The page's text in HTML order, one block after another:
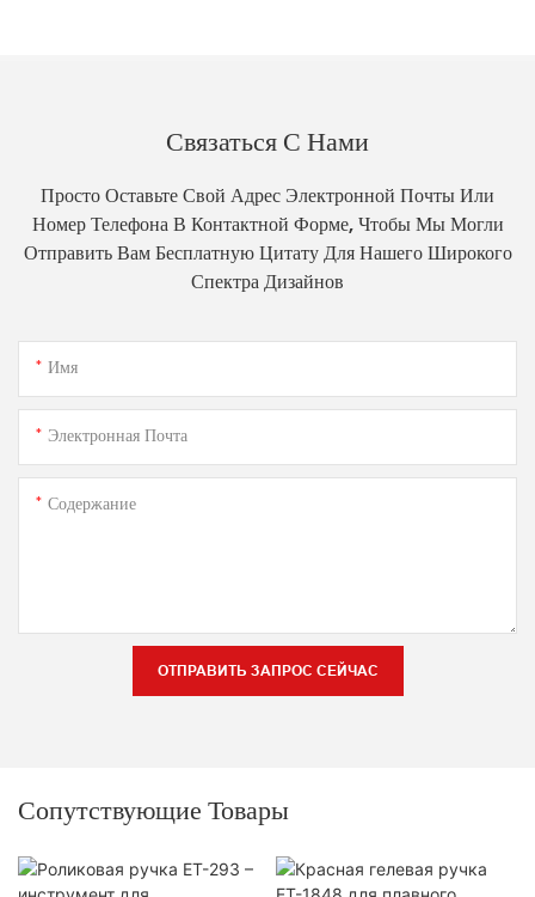
Связаться С Нами
Просто Оставьте Свой Адрес Электронной Почты Или
Номер Телефона В Контактной Форме, Чтобы Мы Могли
Отправить Вам Бесплатную Цитату Для Нашего Широкого
Спектра Дизайнов
Имя
Электронная Почта
Содержание
ОТПРАВИТЬ ЗАПРОС СЕЙЧАС
Сопутствующие Товары